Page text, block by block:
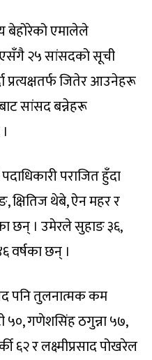
बेहोरेको एमालेले
२५ सांसदको सूची
प्रत्यक्षतर्फ जितेर आउनेहरू
सांसद बन्नेहरू
पराजित हुँदा
क्षितिज थेबे, ऐन महर र
छन् । उमेरले सुहाङ ३६,
वर्षका छन् ।
पनि तुलनात्मक कम
५०, गणेशसिंह ठगुन्ना ५७,
६२ र लक्ष्मीप्रसाद पोखरेल